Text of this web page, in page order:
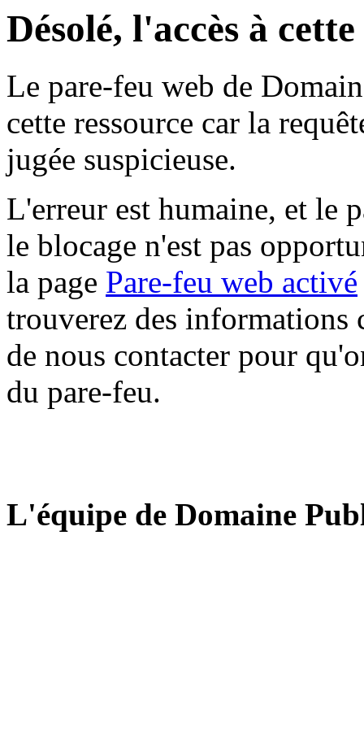
Désolé, l'accès à
Le pare-feu web de
cette ressource car la
jugée suspicieuse.
L'erreur est humaine, et le
le blocage n'est pas
la page Pare-feu web activé
trouverez des informations
de nous contacter pour
du pare-feu.
L'équipe de Domaine